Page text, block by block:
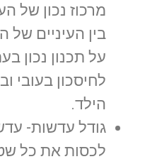
מרכוז נכון של
בין העיניים של
על תכנון נכון
לחיסכון בעובי
הילד.
גודל עדשות-
לכסות את כל